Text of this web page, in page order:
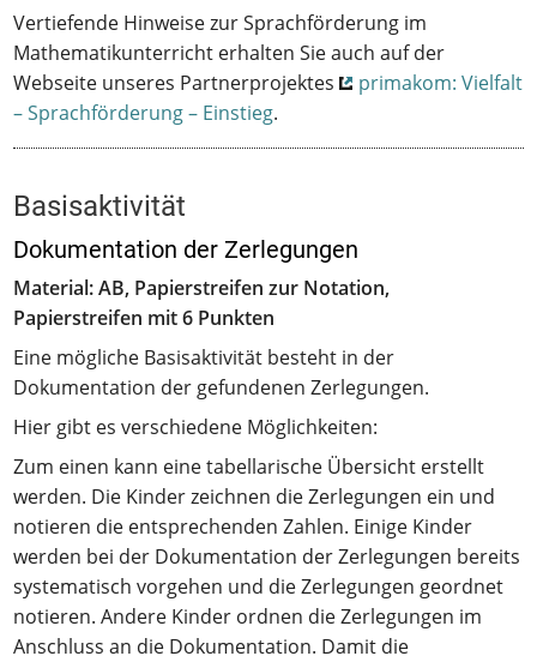
Vertiefende Hinweise zur Sprachförderung im
Mathematikunterricht erhalten Sie auch auf der
Webseite unseres Partnerprojektes
primakom: Vielfalt
– Sprachförderung – Einstieg.
Basisaktivität
Dokumentation der Zerlegungen
Material: AB, Papierstreifen zur Notation,
Papierstreifen mit 6 Punkten
Eine mögliche Basisaktivität besteht in der
Dokumentation der gefundenen Zerlegungen.
Hier gibt es verschiedene Möglichkeiten:
Zum einen kann eine tabellarische Übersicht erstellt
werden. Die Kinder zeichnen die Zerlegungen ein und
notieren die entsprechenden Zahlen. Einige Kinder
werden bei der Dokumentation der Zerlegungen bereits
systematisch vorgehen und die Zerlegungen geordnet
notieren. Andere Kinder ordnen die Zerlegungen im
Anschluss an die Dokumentation. Damit die